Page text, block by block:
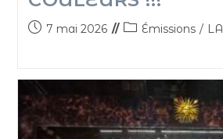
7 mai 2026 Émissions /